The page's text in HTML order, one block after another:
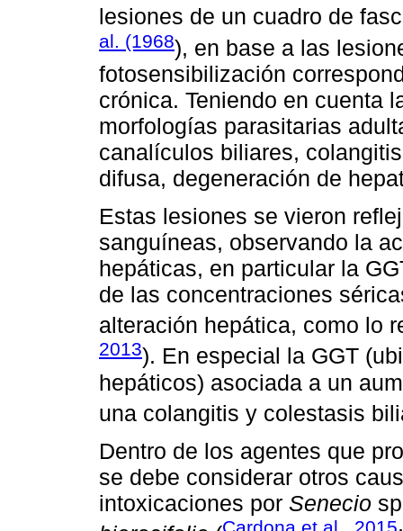
lesiones de un cuadro de
al. (1968), en base a las
fotosensibilización
crónica. Teniendo en cuenta
morfologías parasitarias
canalículos biliares,
difusa, degeneración de
Estas lesiones se vieron
sanguíneas, observando la
hepáticas, en particular la
de las concentraciones
alteración hepática, como lo
2013). En especial la GGT
hepáticos) asociada a un
una colangitis y colestasis
Dentro de los agentes que
se debe considerar otros
intoxicaciones por Senecio